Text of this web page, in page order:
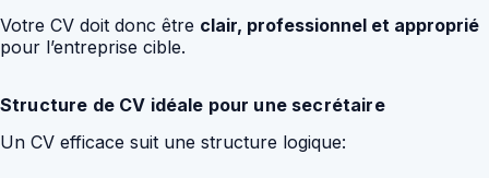
Votre CV doit donc être clair, professionnel et approprié
pour l’entreprise cible.
Structure de CV idéale pour une secrétaire
Un CV efficace suit une structure logique: